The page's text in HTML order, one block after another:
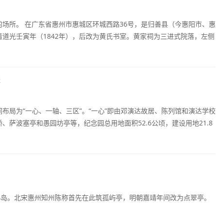
所。 在广东省惠州市惠城区环城西路36号，是归善县（今惠阳市、惠
光壬寅年（1842年），后改为黄氏书室。黄家祠为三进式院落，左侧
局为“一心、一轴、三区”。“一心”即由邓演达故居、陈列馆和演达学校
萨波塞亭和愚园坊亭等，纪念园总用地面积52.6公顷，建设用地21.8
。北宋惠州知州陈称首先在此筑孤屿亭，明朝嘉靖年间改为点翠亭。